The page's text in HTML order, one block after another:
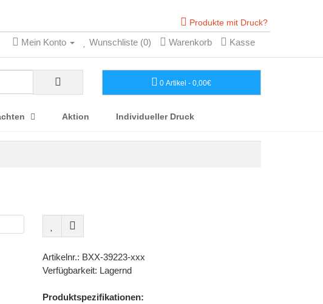
Produkte mit Druck?
Mein Konto Wunschliste (0) Warenkorb Kasse
0 Artikel - 0,00€
Aktion Individueller Druck
Artikelnr.: BXX-39223-xxx
Verfügbarkeit: Lagernd
Produktspezifikationen: